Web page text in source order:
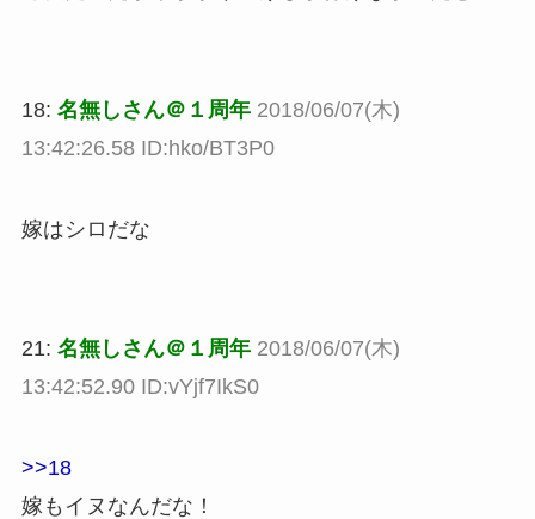
18: 名無しさん＠１周年 2018/06/07(木)
13:42:26.58 ID:hko/BT3P0
嫁はシロだな
21: 名無しさん＠１周年 2018/06/07(木)
13:42:52.90 ID:vYjf7IkS0
>>18
嫁もイヌなんだな！